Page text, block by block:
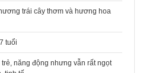
trái cây thơm và hương hoa
tuổi
năng động nhưng vẫn rất ngọt